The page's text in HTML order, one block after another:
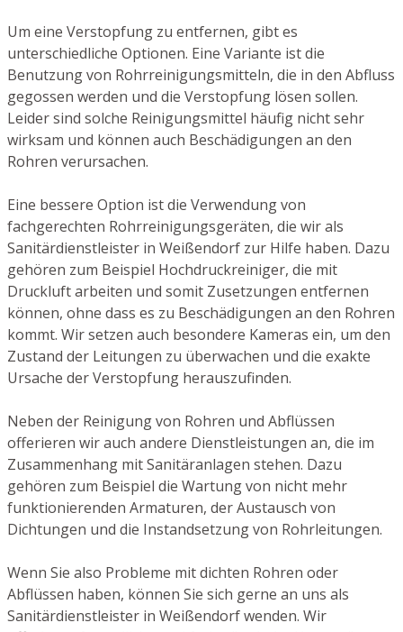
Um eine Verstopfung zu entfernen, gibt es
unterschiedliche Optionen. Eine Variante ist die
Benutzung von Rohrreinigungsmitteln, die in den Abfluss
gegossen werden und die Verstopfung lösen sollen.
Leider sind solche Reinigungsmittel häufig nicht sehr
wirksam und können auch Beschädigungen an den
Rohren verursachen.
Eine bessere Option ist die Verwendung von
fachgerechten Rohrreinigungsgeräten, die wir als
Sanitärdienstleister in Weißendorf zur Hilfe haben. Dazu
gehören zum Beispiel Hochdruckreiniger, die mit
Druckluft arbeiten und somit Zusetzungen entfernen
können, ohne dass es zu Beschädigungen an den Rohren
kommt. Wir setzen auch besondere Kameras ein, um den
Zustand der Leitungen zu überwachen und die exakte
Ursache der Verstopfung herauszufinden.
Neben der Reinigung von Rohren und Abflüssen
offerieren wir auch andere Dienstleistungen an, die im
Zusammenhang mit Sanitäranlagen stehen. Dazu
gehören zum Beispiel die Wartung von nicht mehr
funktionierenden Armaturen, der Austausch von
Dichtungen und die Instandsetzung von Rohrleitungen.
Wenn Sie also Probleme mit dichten Rohren oder
Abflüssen haben, können Sie sich gerne an uns als
Sanitärdienstleister in Weißendorf wenden. Wir